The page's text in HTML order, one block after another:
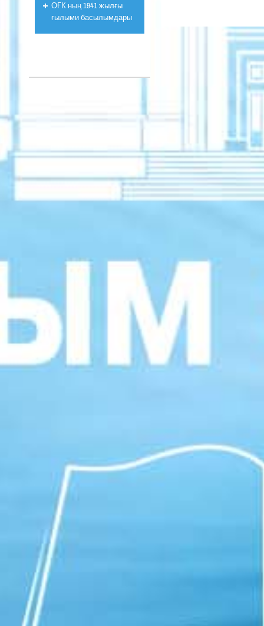
ОҒК ның 1941 жылғы
ғылыми басылымдары